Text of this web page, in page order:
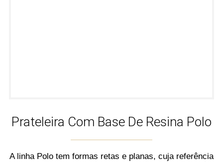
Prateleira Com Base De Resina Polo
A linha Polo tem formas retas e planas, cuja referência